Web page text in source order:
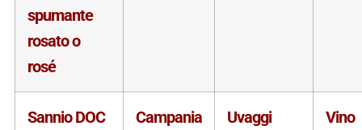
spumante
rosato o
rosé
Sannio DOC
Campania
Uvaggi
Vino